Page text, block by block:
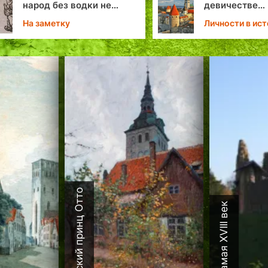
народ без водки не
справится?!»: как
Таллинн собственный
«сухой закон»
устанавливал.
На заметку
девичестве
Романовский
Личности в
Таллина
Датский принц Отто Каламая XVIII век